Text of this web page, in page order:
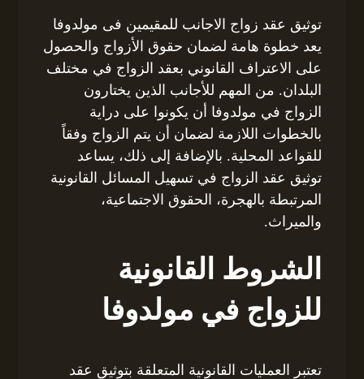
توثيق عقد زواج الاجانب للمقيمين فى مولدوفا
يعد خطوة هامة لضمان حقوق الأزواج والحصول
على الاعتراف القانوني بعقد الزواج في مختلف
البلدان. من المهم للأجانب الذين يختارون
الزواج في مولدوفا أن يكونوا على دراية
بالخطوات اللازمة لضمان أن يتم الزواج وفقاً
للقواعد المحلية. بالإضافة إلى ذلك، يساعد
توثيق عقد الزواج في تسهيل المسائل القانونية
المرتبطة بالهجرة، الحقوق الاجتماعية،
والميراث.
الشروط القانونية
للزواج في مولدوفا
تعتبر العمليات القانونية المتعلقة بتوثيق عقد